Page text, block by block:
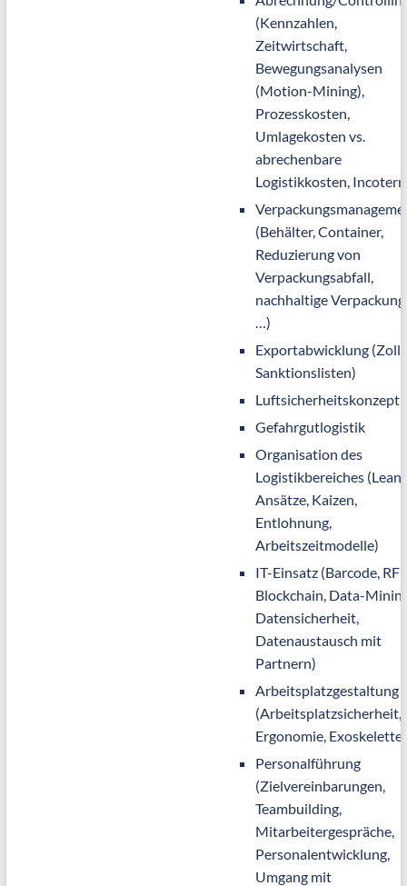
(Kennzahlen,
Zeitwirtschaft,
Bewegungsanalysen
(Motion-Mining),
Prozesskosten,
Umlagekosten vs.
abrechenbare
Logistikkosten,
(Behälter, Container,
Reduzierung von
Verpackungsabfall,
nachhaltige Verpackung,
…)
Exportabwicklung (Zoll,
Sanktionslisten)
Luftsicherheitskonzept
Gefahrgutlogistik
Organisation des
Logistikbereiches (Lean-
Ansätze, Kaizen,
Entlohnung,
Arbeitszeitmodelle)
IT-Einsatz (Barcode,
Blockchain, Data-
Datensicherheit,
Datenaustausch mit
Partnern)
Arbeitsplatzgestaltung
(Arbeitsplatzsicherheit,
Ergonomie, Exoskelette)
Personalführung
(Zielvereinbarungen,
Teambuilding,
Mitarbeitergespräche,
Personalentwicklung,
Umgang mit